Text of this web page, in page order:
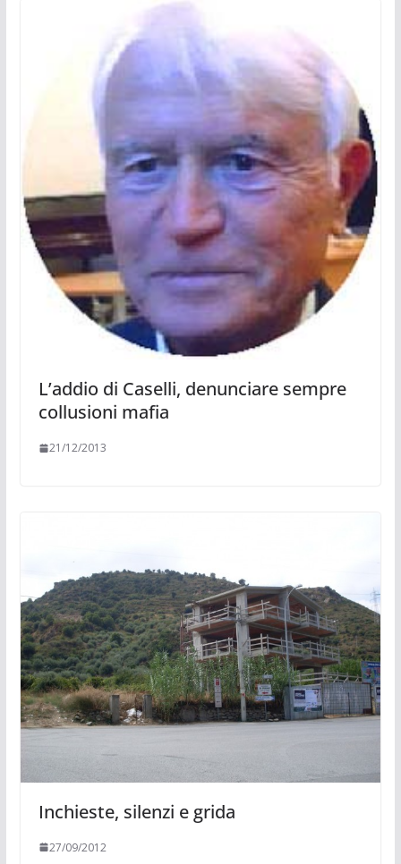
L’addio di Caselli, denunciare sempre
collusioni mafia
21/12/2013
Inchieste, silenzi e grida
27/09/2012